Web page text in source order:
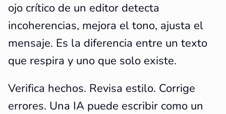
ojo crítico de un editor detecta
incoherencias, mejora el tono, ajusta el
mensaje. Es la diferencia entre un texto
que respira y uno que solo existe.
Verifica hechos. Revisa estilo. Corrige
errores. Una IA puede escribir como un